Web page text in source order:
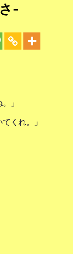
-
」
くれ。」